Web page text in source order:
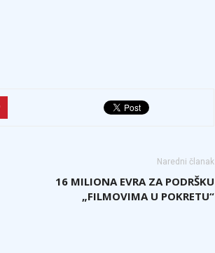
Naredni članak
16 MILIONA EVRA ZA PODRŠKU
„FILMOVIMA U POKRETU“